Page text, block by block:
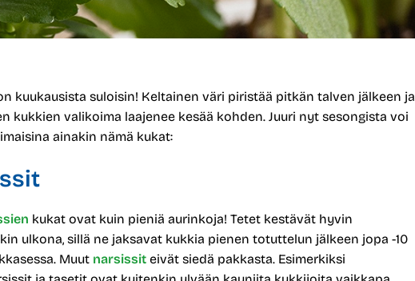
kuukausista suloisin! Keltainen väri piristää pitkän talven jälkeen ja
kukkien valikoima laajenee kesää kohden. Juuri nyt sesongista voi
ainakin nämä kukat:
kukat ovat kuin pieniä aurinkoja! Tetet kestävät hyvin
ulkona, sillä ne jaksavat kukkia pienen totuttelun jälkeen jopa -10
Muut narsissit eivät siedä pakkasta. Esimerkiksi